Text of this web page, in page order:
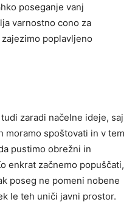
poseganje vanj
varnostno cono za
poplavljeno
zaradi načelne ideje, saj
moramo spoštovati in v tem
pustimo obrežni in
enkrat začnemo popuščati,
poseg ne pomeni nobene
le teh uniči javni prostor.